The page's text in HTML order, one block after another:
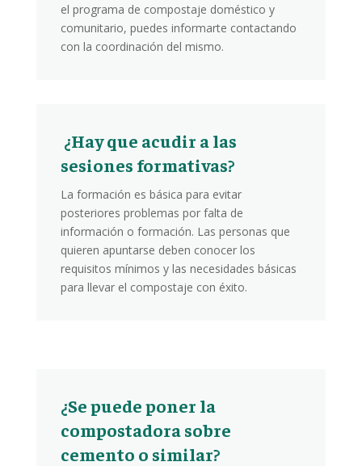
el programa de compostaje doméstico y
comunitario, puedes informarte contactando
con la coordinación del mismo.
¿Hay que acudir a las
sesiones formativas?
La formación es básica para evitar
posteriores problemas por falta de
información o formación. Las personas que
quieren apuntarse deben conocer los
requisitos mínimos y las necesidades básicas
para llevar el compostaje con éxito.
¿Se puede poner la
compostadora sobre
cemento o similar?